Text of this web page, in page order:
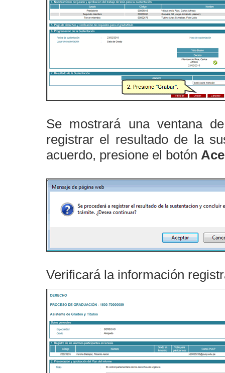
Se mostrará una ventana
registrar el resultado de la
acuerdo, presione el botón
Verificará la información